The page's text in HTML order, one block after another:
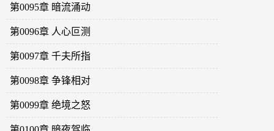
第0095章 暗流涌动
第0096章 人心叵测
第0097章 千夫所指
第0098章 争锋相对
第0099章 绝境之怒